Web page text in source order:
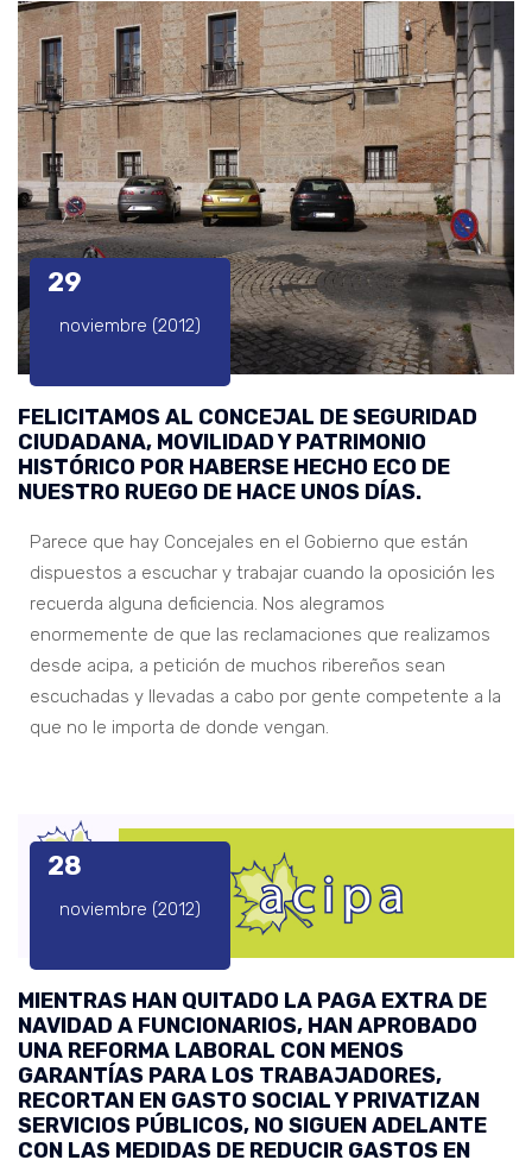
29
noviembre (2012)
FELICITAMOS AL CONCEJAL DE SEGURIDAD
CIUDADANA, MOVILIDAD Y PATRIMONIO
HISTÓRICO POR HABERSE HECHO ECO DE
NUESTRO RUEGO DE HACE UNOS DÍAS.
Parece que hay Concejales en el Gobierno que están
dispuestos a escuchar y trabajar cuando la oposición les
recuerda alguna deficiencia. Nos alegramos
enormemente de que las reclamaciones que realizamos
desde acipa, a petición de muchos ribereños sean
escuchadas y llevadas a cabo por gente competente a la
que no le importa de donde vengan.
28
noviembre (2012)
MIENTRAS HAN QUITADO LA PAGA EXTRA DE
NAVIDAD A FUNCIONARIOS, HAN APROBADO
UNA REFORMA LABORAL CON MENOS
GARANTÍAS PARA LOS TRABAJADORES,
RECORTAN EN GASTO SOCIAL Y PRIVATIZAN
SERVICIOS PÚBLICOS, NO SIGUEN ADELANTE
CON LAS MEDIDAS DE REDUCIR GASTOS EN